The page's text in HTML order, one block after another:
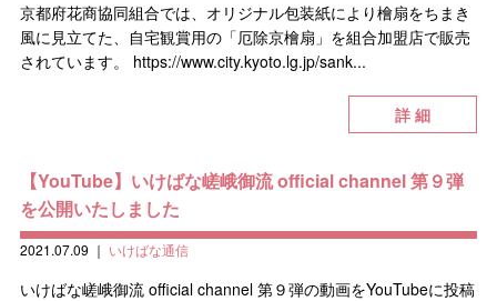
京都府花商協同組合では、オリジナル包装紙により檜扇をちまき
風に見立てた、自宅観賞用の「厄除京檜扇」を組合加盟店で販売
されています。 https://www.city.kyoto.lg.jp/sank...
詳 細
【YouTube】いけばな嵯峨御流 official channel 第９弾
を公開いたしました
2021.07.09 ｜ いけばな通信
いけばな嵯峨御流 official channel 第９弾の動画をYouTubeに投稿